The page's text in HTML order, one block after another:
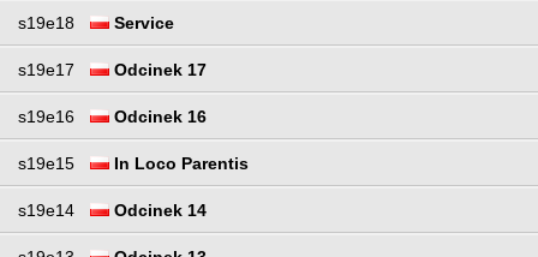
s19e18 Service
s19e17 Odcinek 17
s19e16 Odcinek 16
s19e15 In Loco Parentis
s19e14 Odcinek 14